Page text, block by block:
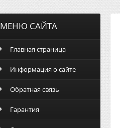
МЕНЮ САЙТА
Главная страница
Информация о сайте
Обратная связь
Гарантия